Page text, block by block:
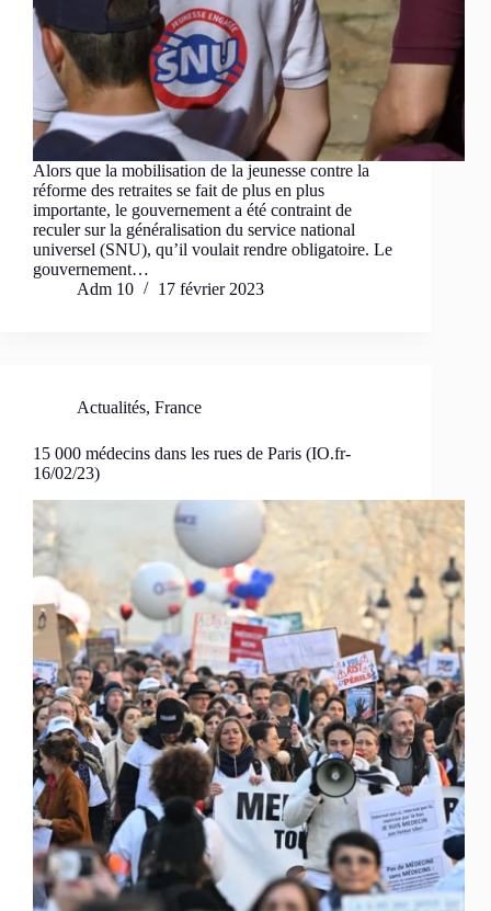
Alors que la mobilisation de la jeunesse contre la
réforme des retraites se fait de plus en plus
importante, le gouvernement a été contraint de
reculer sur la généralisation du service national
universel (SNU), qu’il voulait rendre obligatoire. Le
gouvernement…
Adm 10
17 février 2023
Actualités, France
15 000 médecins dans les rues de Paris (IO.fr-
16/02/23)